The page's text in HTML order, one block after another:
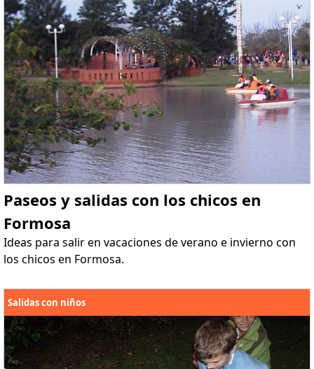
Paseos y salidas con los chicos en
Formosa
Ideas para salir en vacaciones de verano e invierno con
los chicos en Formosa.
Salidas con niños